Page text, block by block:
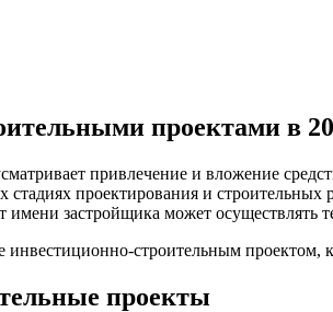
проектами в
привлечение и вложение
стадиях проектирования и
застройщика может осуществлять
инвестиционно-строительным
проекты